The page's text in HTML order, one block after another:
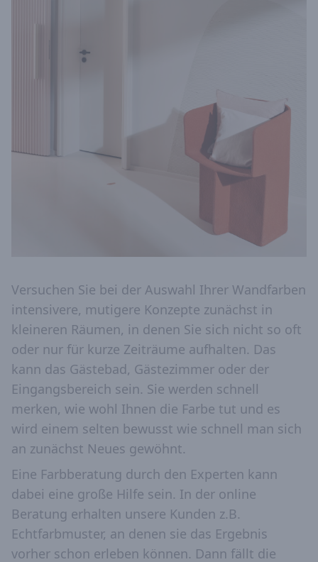
Versuchen Sie bei der Auswahl Ihrer Wandfarben
intensivere, mutigere Konzepte zunächst in
kleineren Räumen, in denen Sie sich nicht so oft
oder nur für kurze Zeiträume aufhalten. Das
kann das Gästebad, Gästezimmer oder der
Eingangsbereich sein. Sie werden schnell
merken, wie wohl Ihnen die Farbe tut und es
wird einem selten bewusst wie schnell man sich
an zunächst Neues gewöhnt.
Eine Farbberatung durch den Experten kann
dabei eine große Hilfe sein. In der online
Beratung erhalten unsere Kunden z.B.
Echtfarbmuster, an denen sie das Ergebnis
vorher schon erleben können. Dann fällt die